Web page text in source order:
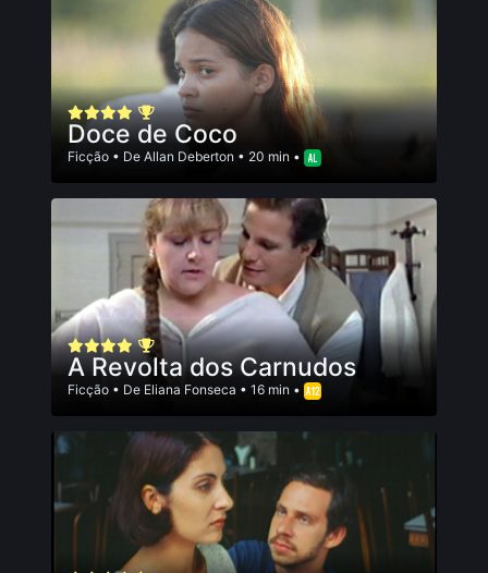
Doce de Coco
Ficção • De Allan Deberton • 20 min •
A Revolta dos Carnudos
Ficção • De Eliana Fonseca • 16 min •